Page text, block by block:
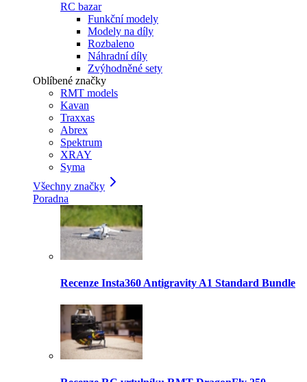
RC bazar
Funkční modely
Modely na díly
Rozbaleno
Náhradní díly
Zvýhodněné sety
Oblíbené značky
RMT models
Kavan
Traxxas
Abrex
Spektrum
XRAY
Syma
Všechny značky
Poradna
Recenze Insta360 Antigravity A1 Standard Bundle